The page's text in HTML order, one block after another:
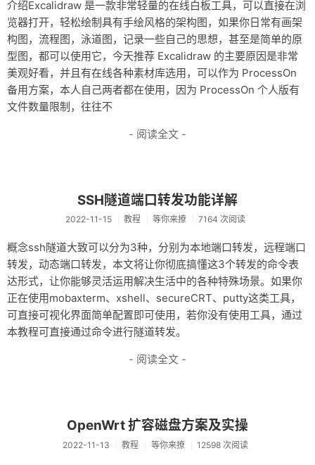
介绍Excalidraw 是一款非常轻量的在线白板工具，可以直接在浏
览器打开，轻松绘制具有手绘风格的架构图，如果你日常有画架
构图，流程图，泳道图，记录一些自己的思想，甚至是简单的原
型图，都可以使用它，今天推荐 Excalidraw 的主要原因是非常
美观好看，并且有在线各种素材库选用，可以作为 ProcessOn
备用方案，本人自己两者都在使用，因为 ProcessOn 个人版有
文件数量限制，往往不
- 阅读全文 -
SSH隧道端口转发功能详解
2022-11-15 教程 等你来撩 7164 次阅读
概念ssh隧道大致可以分为3种，分别为本地端口转发，远程端口
转发，动态端口转发，本文将让你彻底搞懂这3个转发的命令表
达形式，让你能够灵活运用解决生活中的各种特殊场景。如果你
正在使用mobaxterm、xshell、secureCRT、putty这类工具，
可直接可视化界面简单配置即可使用，若你没有使用工具，通过
本教程可直接通过命令进行隧道转发。
- 阅读全文 -
OpenWrt 扩容磁盘方案及实操
2022-11-13 教程 等你来撩 12598 次阅读